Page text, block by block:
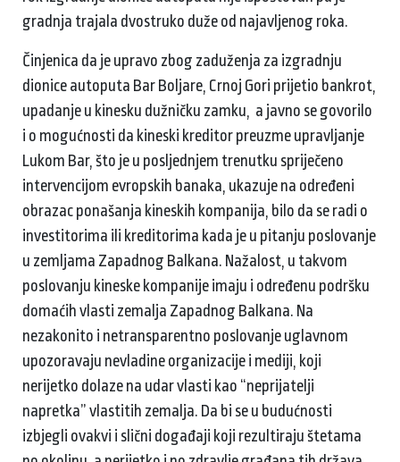
gradnja trajala dvostruko duže od najavljenog roka.
Činjenica da je upravo zbog zaduženja za izgradnju
dionice autoputa Bar Boljare, Crnoj Gori prijetio bankrot,
upadanje u kinesku dužničku zamku, a javno se govorilo
i o mogućnosti da kineski kreditor preuzme upravljanje
Lukom Bar, što je u posljednjem trenutku spriječeno
intervencijom evropskih banaka, ukazuje na određeni
obrazac ponašanja kineskih kompanija, bilo da se radi o
investitorima ili kreditorima kada je u pitanju poslovanje
u zemljama Zapadnog Balkana. Nažalost, u takvom
poslovanju kineske kompanije imaju i određenu podršku
domaćih vlasti zemalja Zapadnog Balkana. Na
nezakonito i netransparentno poslovanje uglavnom
upozoravaju nevladine organizacije i mediji, koji
nerijetko dolaze na udar vlasti kao “neprijatelji
napretka” vlastitih zemalja. Da bi se u budućnosti
izbjegli ovakvi i slični događaji koji rezultiraju štetama